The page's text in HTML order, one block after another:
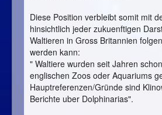
Diese Position verbleibt somit mit
hinsichtlich jeder zukuenftigen
Waltieren in Gross Britannien
werden kann:
" Waltiere wurden seit Jahren
englischen Zoos oder Aquariums
Hauptreferenzen/Gründe sind
Berichte uber Dolphinarias".